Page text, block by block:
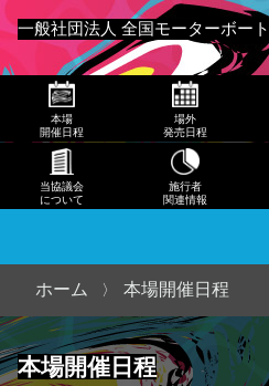
一般社団法人 全国モーターボー
本場
開催日程
場外
発売日程
当協議会
について
施行者
関連情報
ホーム 本場開催日程
本場開催日程